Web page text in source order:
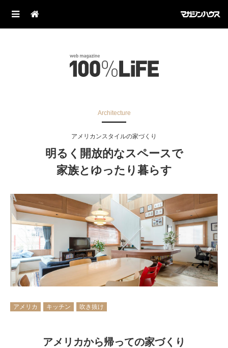
Architecture
アメリカンスタイルの家づくり
明るく開放的なスペースで
家族とゆったり暮らす
アメリカ キッチン 吹き抜け
アメリカから帰っての家づくり